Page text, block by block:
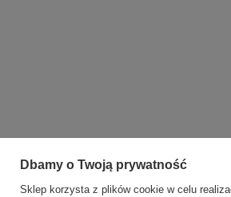
Dbamy o Twoją prywatność
Sklep korzysta z plików cookie w celu